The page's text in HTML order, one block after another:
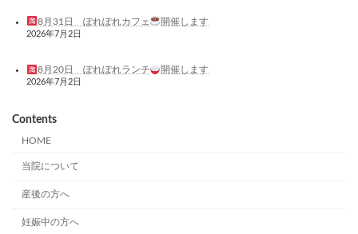
8月31日 ぽれぽれカフェ 開催します
2026年7月2日
8月20日 ぽれぽれランチ 開催します
2026年7月2日
Contents
HOME
当院について
産後の方へ
妊娠中の方へ